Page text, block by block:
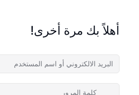
أهلاً بك مرة أخرى!account?Sign up